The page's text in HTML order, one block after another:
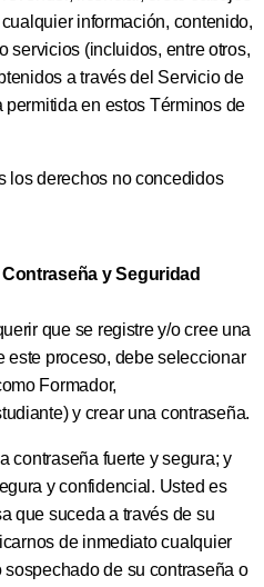
información, contenido,
servicios (incluidos, entre otros,
a través del Servicio de
en estos Términos de
los derechos no concedidos
y Seguridad
que se registre y/o cree una
este proceso, debe seleccionar
Formador,
y crear una contraseña.
contraseña fuerte y segura; y
y confidencial. Usted es
que suceda a través de su
de inmediato cualquier
de su contraseña o